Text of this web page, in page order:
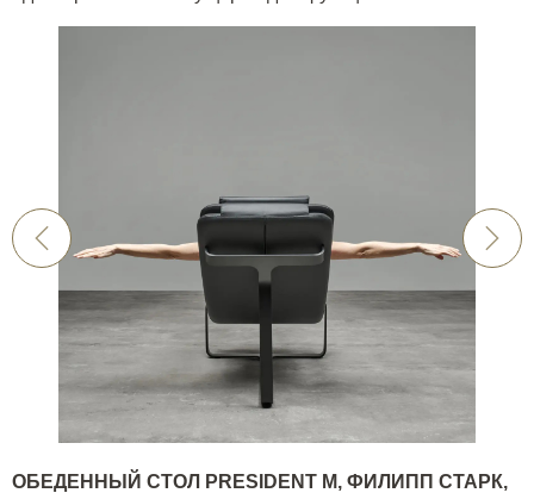
ОБЕДЕННЫЙ СТОЛ PRESIDENT M, ФИЛИПП СТАРК,